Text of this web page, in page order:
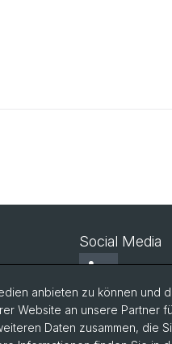
Social Media
anbieten zu können und
Website an unsere Partner
Daten zusammen, die